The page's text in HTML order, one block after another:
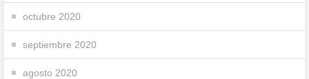
octubre 2020
septiembre 2020
agosto 2020